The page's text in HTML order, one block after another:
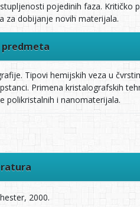
pojedinih faza. Kritičko
za dobijanje novih materijala.
predmeta
Tipovi hemijskih veza u
Primena kristalografskih
polikristalnih i nanomaterijala.
2000.